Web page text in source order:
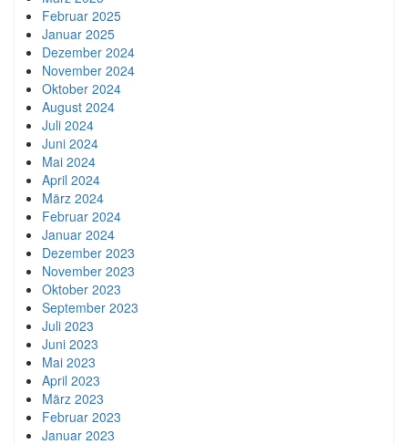
Februar 2025
Januar 2025
Dezember 2024
November 2024
Oktober 2024
August 2024
Juli 2024
Juni 2024
Mai 2024
April 2024
März 2024
Februar 2024
Januar 2024
Dezember 2023
November 2023
Oktober 2023
September 2023
Juli 2023
Juni 2023
Mai 2023
April 2023
März 2023
Februar 2023
Januar 2023